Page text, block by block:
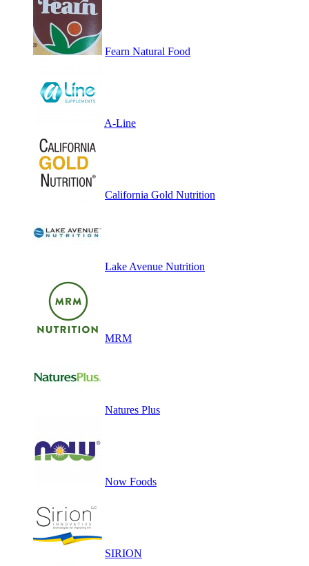
Fearn Natural Food
A-Line
California Gold Nutrition
Lake Avenue Nutrition
MRM
Natures Plus
Now Foods
SIRION